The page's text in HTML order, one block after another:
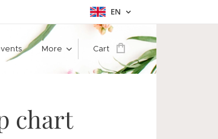
EN
More Cart
chart